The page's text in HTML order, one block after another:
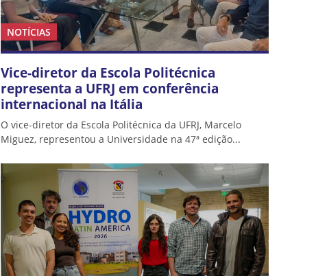
NOTÍCIAS
Vice-diretor da Escola Politécnica
representa a UFRJ em conferência
internacional na Itália
O vice-diretor da Escola Politécnica da UFRJ, Marcelo
Miguez, representou a Universidade na 47ª edição...